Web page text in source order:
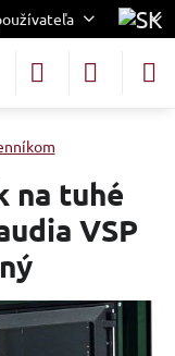
na tuhé
VSP